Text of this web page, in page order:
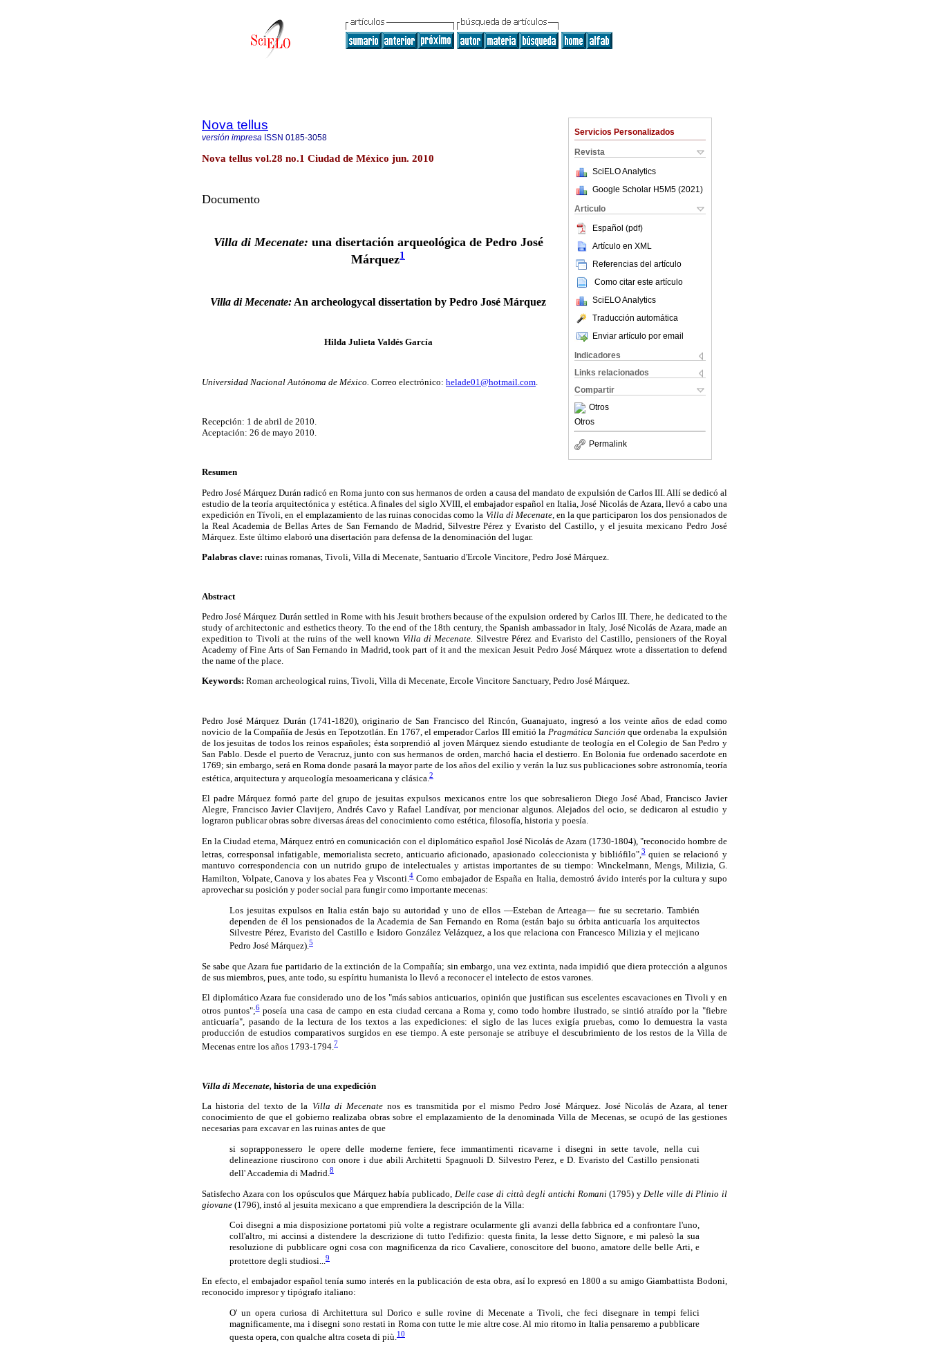
Servicios Personalizados
Revista
SciELO Analytics
Google Scholar H5M5 (2021 )
Articulo
Español (pdf)
Artículo en XML
Referencias del artículo
Como citar este artículo
SciELO Analytics
Traducción automática
Enviar artículo por email
Indicadores
Links relacionados
Compartir
Otros
Otros
Permalink
Nova tellus
versión impresa ISSN 0185-3058
Nova tellus vol.28 no.1 Ciudad de México jun. 2010
Documento
Villa di Mecenate: una disertación arqueológica de Pedro José
Márquez1
Villa di Mecenate: An archeologycal dissertation by Pedro José Márquez
Hilda Julieta Valdés García
Universidad Nacional Autónoma de México. Correo electrónico: helade01@hotmail.com
Recepción: 1 de abril de 2010.
Aceptación: 26 de mayo 2010.
Resumen
Pedro José Márquez Durán radicó en Roma junto con sus hermanos de orden a causa del mandato de expulsión de Carlos III. Allí se dedicó al
estudio de la teoría arquitectónica y estética. A finales del siglo XVIII, el embajador español en Italia, José Nicolás de Azara, llevó a cabo una
expedición en Tívoli, en el emplazamiento de las ruinas conocidas como la Villa di Mecenate, en la que participaron los dos pensionados de
la Real Academia de Bellas Artes de San Fernando de Madrid, Silvestre Pérez y Evaristo del Castillo, y el jesuita mexicano Pedro José
Márquez. Este último elaboró una disertación para defensa de la denominación del lugar.
Palabras clave: ruinas romanas, Tivoli, Villa di Mecenate, Santuario d'Ercole Vincitore, Pedro José Márquez.
Abstract
Pedro José Márquez Durán settled in Rome with his Jesuit brothers because of the expulsion ordered by Carlos III. There, he dedicated to the
study of architectonic and esthetics theory. To the end of the 18th century, the Spanish ambassador in Italy, José Nicolás de Azara, made an
expedition to Tivoli at the ruins of the well known Villa di Mecenate. Silvestre Pérez and Evaristo del Castillo, pensioners of the Royal
Academy of Fine Arts of San Fernando in Madrid, took part of it and the mexican Jesuit Pedro José Márquez wrote a dissertation to defend
the name of the place.
Keywords: Roman archeological ruins, Tivoli, Villa di Mecenate, Ercole Vincitore Sanctuary, Pedro José Márquez.
Pedro José Márquez Durán (1741-1820), originario de San Francisco del Rincón, Guanajuato, ingresó a los veinte años de edad como
novicio de la Compañía de Jesús en Tepotzotlán. En 1767, el emperador Carlos III emitió la Pragmática Sanción que ordenaba la expulsión
de los jesuitas de todos los reinos españoles; ésta sorprendió al joven Márquez siendo estudiante de teología en el Colegio de San Pedro y
San Pablo. Desde el puerto de Veracruz, junto con sus hermanos de orden, marchó hacia el destierro. En Bolonia fue ordenado sacerdote en
1769; sin embargo, será en Roma donde pasará la mayor parte de los años del exilio y verán la luz sus publicaciones sobre astronomía, teoría
estética, arquitectura y arqueología mesoamericana y clásica.2
El padre Márquez formó parte del grupo de jesuitas expulsos mexicanos entre los que sobresalieron Diego José Abad, Francisco Javier
Alegre, Francisco Javier Clavijero, Andrés Cavo y Rafael Landívar, por mencionar algunos. Alejados del ocio, se dedicaron al estudio y
lograron publicar obras sobre diversas áreas del conocimiento como estética, filosofía, historia y poesía.
En la Ciudad eterna, Márquez entró en comunicación con el diplomático español José Nicolás de Azara (1730-1804), "reconocido hombre de
letras, corresponsal infatigable, memorialista secreto, anticuario aficionado, apasionado coleccionista y bibliófilo",3quien se relacionó y
mantuvo correspondencia con un nutrido grupo de intelectuales y artistas importantes de su tiempo: Winckelmann, Mengs, Milizia, G.
Hamilton, Volpate, Canova y los abates Fea y Visconti.4Como embajador de España en Italia, demostró ávido interés por la cultura y supo
aprovechar su posición y poder social para fungir como importante mecenas:
Los jesuitas expulsos en Italia están bajo su autoridad y uno de ellos —Esteban de Arteaga— fue su secretario. También
dependen de él los pensionados de la Academia de San Fernando en Roma (están bajo su órbita anticuaría los arquitectos
Silvestre Pérez, Evaristo del Castillo e Isidoro González Velázquez, a los que relaciona con Francesco Milizia y el mejicano
Pedro José Márquez).5
Se sabe que Azara fue partidario de la extinción de la Compañía; sin embargo, una vez extinta, nada impidió que diera protección a algunos
de sus miembros, pues, ante todo, su espíritu humanista lo llevó a reconocer el intelecto de estos varones.
El diplomático Azara fue considerado uno de los "más sabios anticuarios, opinión que justifican sus escelentes escavaciones en Tivoli y en
otros puntos";6poseía una casa de campo en esta ciudad cercana a Roma y, como todo hombre ilustrado, se sintió atraído por la "fiebre
anticuaría", pasando de la lectura de los textos a las expediciones: el siglo de las luces exigía pruebas, como lo demuestra la vasta
producción de estudios comparativos surgidos en ese tiempo. A este personaje se atribuye el descubrimiento de los restos de la Villa de
Mecenas entre los años 1793-1794. 7
Villa di Mecenate, historia de una expedición
La historia del texto de la Villa di Mecenatenos es transmitida por el mismo Pedro José Márquez. José Nicolás de Azara, al tener
conocimiento de que el gobierno realizaba obras sobre el emplazamiento de la denominada Villa de Mecenas, se ocupó de las gestiones
necesarias para excavar en las ruinas antes de que
si soprapponessero le opere delle moderne ferriere, fece immantimenti ricavarne i disegni in sette tavole, nella cui
delineazione riuscirono con onore i due abili Architetti Spagnuoli D. Silvestro Perez, e D. Evaristo del Castillo pensionati
dell' Accademia di Madrid.8
Satisfecho Azara con los opúsculos que Márquez había publicado, Delle case di città degli antichi Romani(1795) y Delle ville di Plinio il
giovane (1796), instó al jesuita mexicano a que emprendiera la descripción de la Villa:
Coi disegni a mia disposizione portatomi più volte a registrare ocularmente gli avanzi della fabbrica ed a confrontare l'uno,
coll'altro, mi accinsi a distendere la descrizione di tutto l'edifizio: questa finita, la lesse detto Signore, e mi palesò la sua
resoluzione di pubblicare ogni cosa con magnificenza da rico Cavaliere, conoscitore del buono, amatore delle belle Arti, e
protettore degli studiosi...
9
En efecto, el embajador español tenía sumo interés en la publicación de esta obra, así lo expresó en 1800 a su amigo Giambattista Bodoni,
reconocido impresor y tipógrafo italiano:
O' un opera curiosa di Architettura sul Dorico e sulle rovine di Mecenate a Tivoli, che feci disegnare in tempi felici
magnificamente, ma i disegni sono restati in Roma con tutte le mie altre cose. Al mio ritorno in Italia pensaremo a pubblicare
questa opera, con qualche altra coseta di più.10